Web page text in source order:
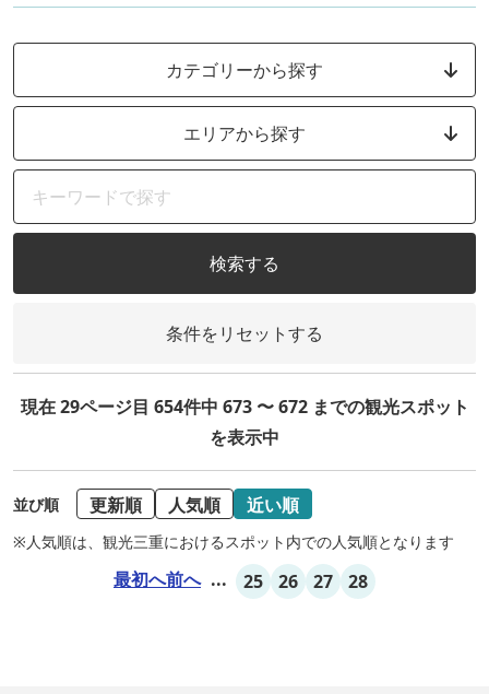
カテゴリーから探す
エリアから探す
検索する
条件をリセットする
現在 29ページ目 654件中 673 〜 672 までの観光スポット
を表示中
並び順 更新順 人気順 近い順
※人気順は、観光三重におけるスポット内での人気順となります
最初へ前へ ... 25 26 27 28